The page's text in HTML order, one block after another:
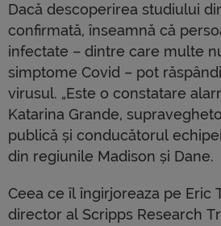
Dacă descoperirea studiului
confirmată, înseamnă că
infectate – dintre care multe
simptome Covid – pot
virusul. „Este o constatare
Katarina Grande,
publică și conducătorul
din regiunile Madison și Dane.
Ceea ce îl îngirjoreaza pe Eric
director al Scripps Research